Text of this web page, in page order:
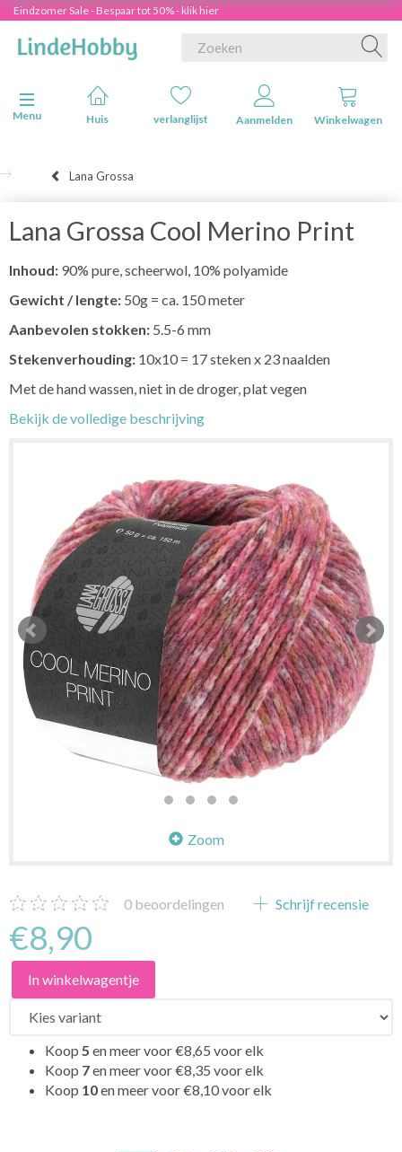
Eindzomer Sale - Bespaar tot 50% - klik hier
Navigatie in-/uitschakelen
Menu
Huis verlanglijst Aanmelden Winkelwagen
Lana Grossa
Lana Grossa Cool Merino Print
Inhoud: 90% pure, scheerwol, 10% polyamide
Gewicht / lengte: 50g = ca. 150 meter
Aanbevolen stokken: 5.5-6 mm
Stekenverhouding: 10x10 = 17 steken x 23 naalden
Met de hand wassen, niet in de droger, plat vegen
Bekijk de volledige beschrijving
Zoom
0 beoordelingen Schrijf recensie
€8,90
In winkelwagentje
Koop 5 en meer voor€8,65 voor elk
Koop 7en meer voor€8,35 voor elk
Koop 10en meer voor€8,10voor elk